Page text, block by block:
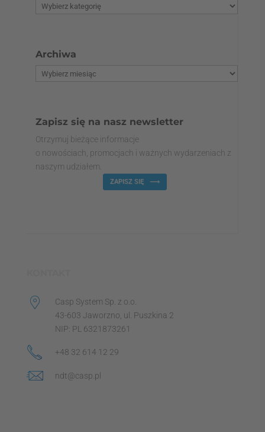
Archiwa
Zapisz się na nasz newsletter
Otrzymuj bieżące informacje
o nowościach, promocjach i ważnych wydarzeniach z
naszym udziałem.
ZAPISZ SIĘ
Casp System Sp. z o.o.
43-603 Jaworzno, ul. Puszkina 2
NIP: PL 6321873261
+48 32 614 12 29
ndt@casp.pl